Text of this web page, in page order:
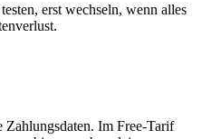
erst wechseln, wenn alles
Im Free-Tarif